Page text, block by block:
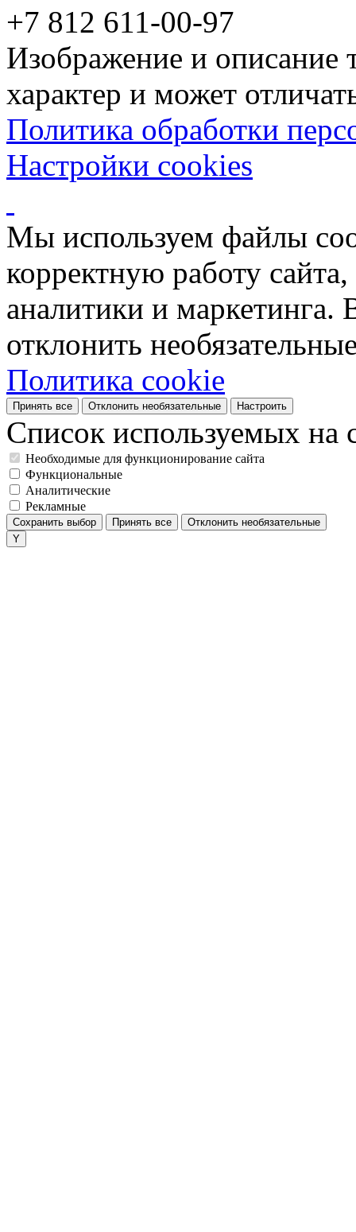
+7 812 611-00-97
Изображение и описание
характер и может
Политика обработки
Настройки cookies
Мы используем файлы
корректную работу
аналитики и
отклонить
Политика cookie
Принять все Отклонить необязательные Настроить
Список используемых на
Необходимые для функционирование сайта
Функциональные
Аналитические
Рекламные
Сохранить выбор Принять все Отклонить необязательные